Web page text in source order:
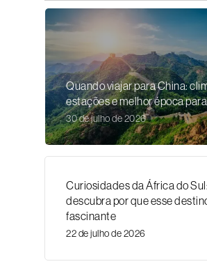
Quando viajar para China:
estações e melhor época
30 de julho de 2026
Curiosidades da África do Sul:
descubra por que esse
fascinante
22 de julho de 2026